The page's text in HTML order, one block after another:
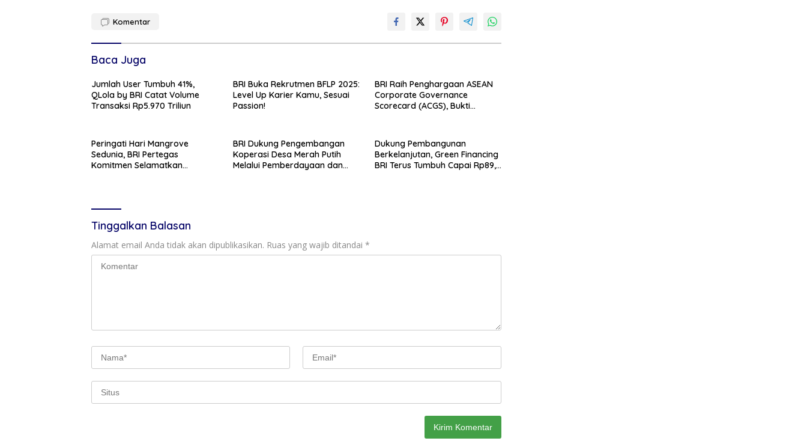
Komentar
Baca Juga
Jumlah User Tumbuh 41%,
QLola by BRI Catat Volume
Transaksi Rp5.970 Triliun
BRI Buka Rekrutmen BFLP 2025:
Level Up Karier Kamu, Sesuai
Passion!
BRI Raih Penghargaan ASEAN
Corporate Governance
Scorecard (ACGS), Bukti
Peringati Hari Mangrove
Sedunia, BRI Pertegas
Komitmen Selamatkan
BRI Dukung Pengembangan
Koperasi Desa Merah Putih
Melalui Pemberdayaan dan
Dukung Pembangunan
Berkelanjutan, Green Financing
BRI Terus Tumbuh Capai Rp89,9
Tinggalkan Balasan
Alamat email Anda tidak akan dipublikasikan. Ruas yang wajib ditandai *